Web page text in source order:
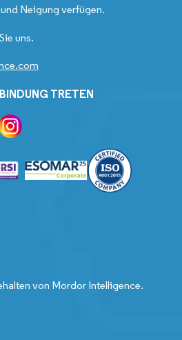
Neigung verfügen.
uns.
TRETEN
von Mordor Intelligence.